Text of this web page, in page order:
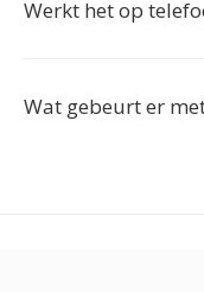
Werkt het op
Wat gebeurt er